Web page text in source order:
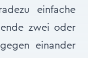
einfache
zwei oder
einander